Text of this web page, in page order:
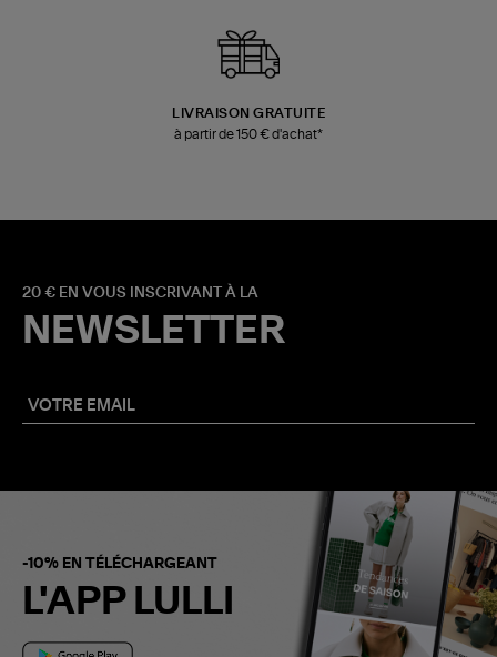
LIVRAISON GRATUITE
à partir de 150 € d'achat*
20 € EN VOUS INSCRIVANT À LA
NEWSLETTER
-10% EN TÉLÉCHARGEANT
L'APP LULLI